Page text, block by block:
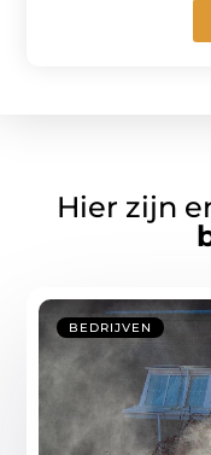
Hier zijn
BEDRIJVEN